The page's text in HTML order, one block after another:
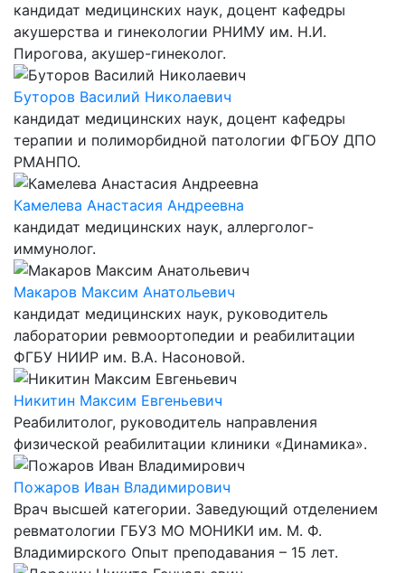
кандидат медицинских наук, доцент кафедры
акушерства и гинекологии РНИМУ им. Н.И.
Пирогова, акушер-гинеколог.
Буторов Василий Николаевич
кандидат медицинских наук, доцент кафедры
терапии и полиморбидной патологии ФГБОУ ДПО
РМАНПО.
Камелева Анастасия Андреевна
кандидат медицинских наук, аллерголог-
иммунолог.
Макаров Максим Анатольевич
кандидат медицинских наук, руководитель
лаборатории ревмоортопедии и реабилитации
ФГБУ НИИР им. В.А. Насоновой.
Никитин Максим Евгеньевич
Реабилитолог, руководитель направления
физической реабилитации клиники «Динамика».
Пожаров Иван Владимирович
Врач высшей категории. Заведующий отделением
ревматологии ГБУЗ МО МОНИКИ им. М. Ф.
Владимирского Опыт преподавания – 15 лет.